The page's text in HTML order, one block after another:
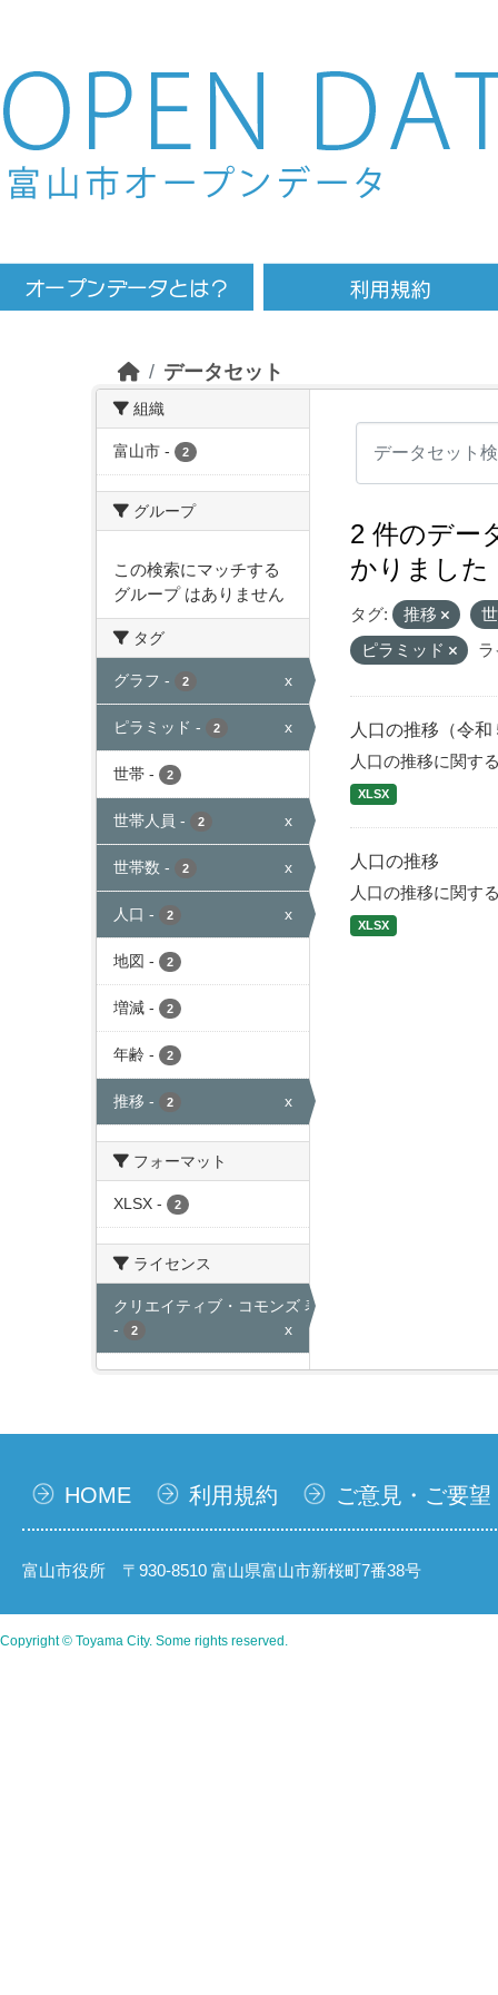
Skip to main content
データセット
組織
富山市 - 2
グループ
この検索にマッチする
グループ はありません
タグ
グラフ - 2 x
ピラミッド - 2 x
世帯 - 2
世帯人員 - 2 x
世帯数 - 2 x
人口 - 2 x
地図 - 2
増減 - 2
年齢 - 2
推移 - 2 x
フォーマット
XLSX - 2
ライセンス
クリエイティブ・コモンズ 表示
-
2 x
2 件のデー
かりました
タグ: 推移
ピラミッド
人口の推移（令和
人口の推移に関す
XLSX
人口の推移
人口の推移に関す
XLSX
HOME 利用規約 ご意見・ご要望
富山市役所 〒930-8510 富山県富山市新桜町7番38号
Copyright © Toyama City. Some rights reserved.